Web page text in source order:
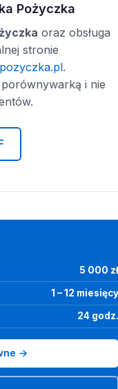
Pożyczka
oraz obsługa
stronie
.
i nie
5 000 zł
1 – 12 miesięcy
24 godz.
→